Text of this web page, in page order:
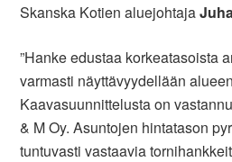
Skanska Kotien aluejohtaja
”Hanke edustaa korkeatasoista
varmasti näyttävyydellään
Kaavasuunnittelusta on
& M Oy. Asuntojen hintatason
tuntuvasti vastaavia